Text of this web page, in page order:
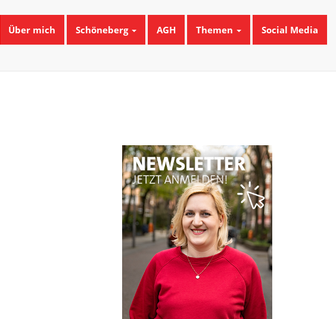
Über mich Schöneberg AGH Themen Social Media